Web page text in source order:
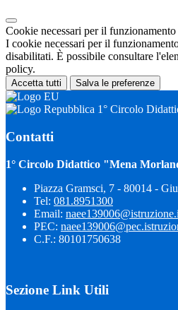
Cookie necessari per il funzionamento
I cookie necessari per il
disabilitati. È possibile consultare
policy.
Accetta tutti Salva le preferenze
1° Circolo
Contatti
1° Circolo Didattico "Mena
Piazza Gramsci, 7 - 80014 -
Tel: 081.8951300
Email:
PEC:
C.F.: 80101750638
Sezione Link Utili